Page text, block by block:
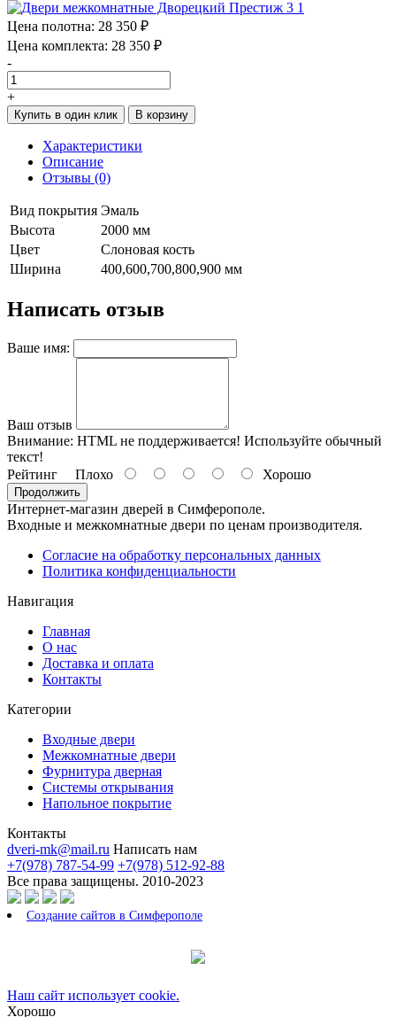
Цена полотна: 28 350 ₽
Цена комплекта: 28 350 ₽
-
+
Купить в один клик В корзину
Характеристики
Описание
Отзывы (0)
Вид покрытия Эмаль
Высота
2000 мм
Цвет
Слоновая кость
Ширина
400,600,700,800,900 мм
Написать отзыв
Ваше имя:
Ваш отзыв
Внимание: HTML не поддерживается! Используйте обычный
текст!
Рейтинг Плохо Хорошо
Продолжить
Интернет-магазин дверей в Симферополе.
Входные и межкомнатные двери по ценам производителя.
Согласие на обработку персональных данных
Политика конфиденциальности
Навигация
Главная
О нас
Доставка и оплата
Контакты
Категории
Входные двери
Межкомнатные двери
Фурнитура дверная
Системы открывания
Напольное покрытие
Контакты
dveri-mk@mail.ru Написать нам
+7(978) 787-54-99 +7(978) 512-92-88
Все права защищены. 2010-2023
Создание сайтов в Симферополе
Наш сайт использует cookie.
Хорошо